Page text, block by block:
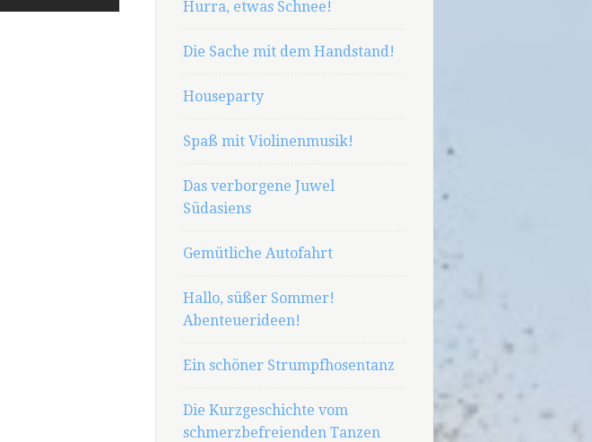
Hurra, etwas Schnee!
Die Sache mit dem Handstand!
Houseparty
Spaß mit Violinenmusik!
Das verborgene Juwel
Südasiens
Gemütliche Autofahrt
Hallo, süßer Sommer!
Abenteuerideen!
Ein schöner Strumpfhosentanz
Die Kurzgeschichte vom
schmerzbefreienden Tanzen